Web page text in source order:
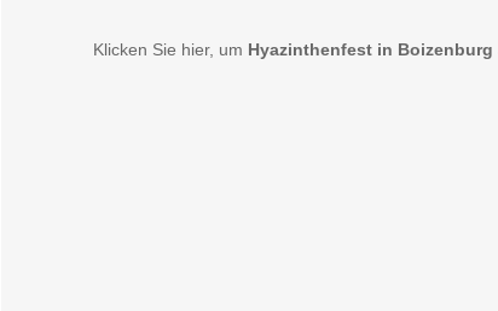
Klicken Sie hier, um Hyazinthenfest in Boizenburg